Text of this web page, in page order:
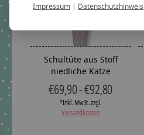
Schultüte aus Stoff
niedliche Katze
€69,90 - €92,80
*Inkl. MwSt. zzgl.
Versandkosten
Impressum | Datenschutzhinweis